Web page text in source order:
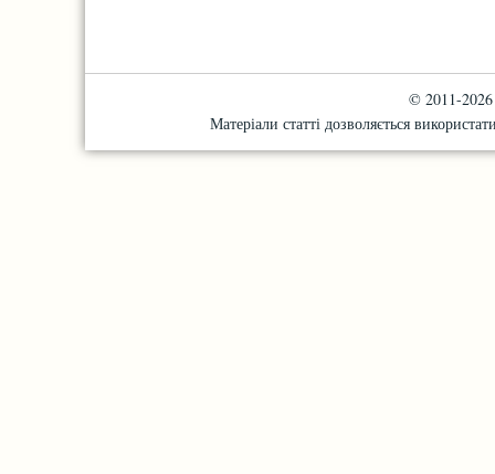
© 2011-
Матеріали статті дозволяється